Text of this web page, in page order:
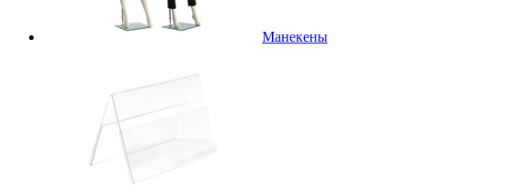
Манекены